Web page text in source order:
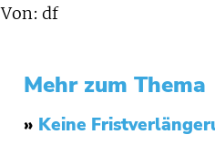
Von: df
Mehr zum Thema
» Keine